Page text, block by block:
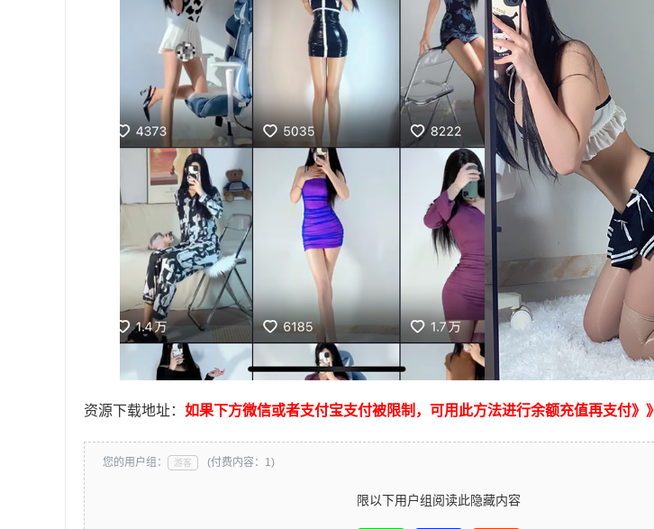
资源下载地址： 如果下方微信或者支付宝支付被限制，可用此方法进行余额充值再支付》》
您的用户组： 游客 (付费内容：1)
限以下用户组阅读此隐藏内容